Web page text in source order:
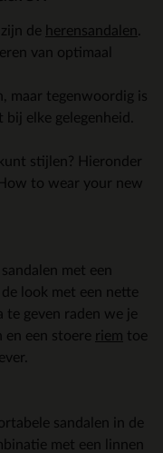
de herensandalen
van optimaal
maar tegenwoordig is
bij elke gelegenheid.
stijlen? Hieronder
to wear your new
met een
look met een nette
geven raden we je
een stoere riem toe
sandalen in de
met een linnen